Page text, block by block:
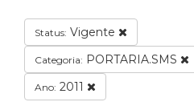
Status: Vigente
Categoria: PORTARIA.SMS
Ano: 2011